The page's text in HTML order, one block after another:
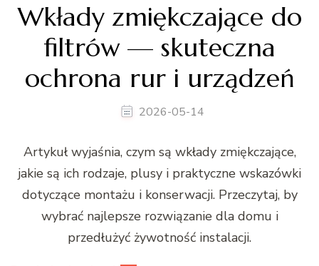
Wkłady zmiękczające do
filtrów — skuteczna
ochrona rur i urządzeń
2026-05-14
Artykuł wyjaśnia, czym są wkłady zmiękczające,
jakie są ich rodzaje, plusy i praktyczne wskazówki
dotyczące montażu i konserwacji. Przeczytaj, by
wybrać najlepsze rozwiązanie dla domu i
przedłużyć żywotność instalacji.